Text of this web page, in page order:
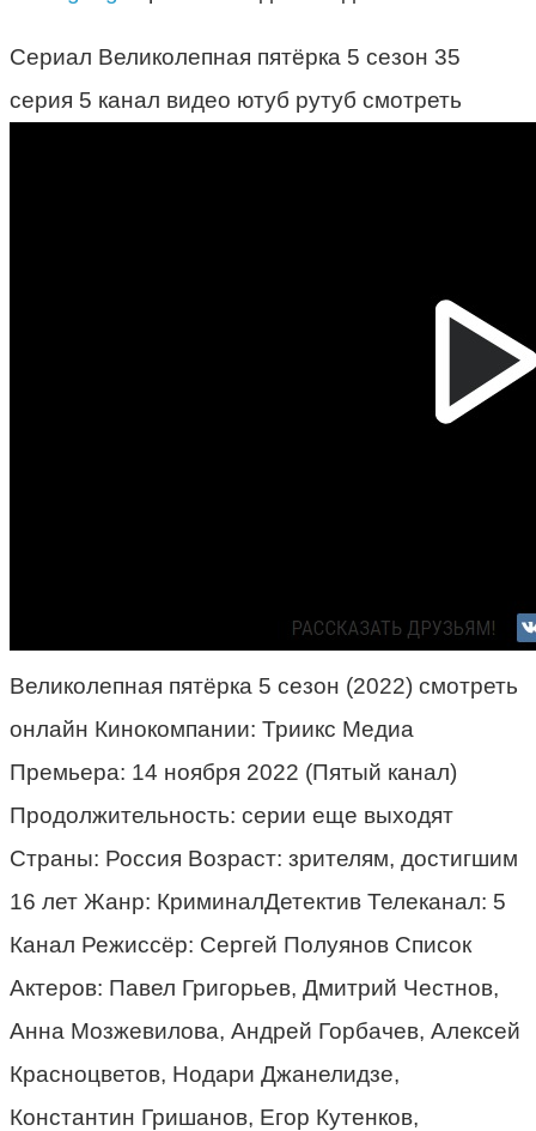
Сериал Великолепная пятёрка 5 сезон 35
серия 5 канал видео ютуб рутуб смотреть
Великолепная пятёрка 5 сезон (2022) смотреть
онлайн Кинокомпании: Триикс Медиа
Премьера: 14 ноября 2022 (Пятый канал)
Продолжительность: серии еще выходят
Страны: Россия Возраст: зрителям, достигшим
16 лет Жанр: КриминалДетектив Телеканал: 5
Канал Режиссёр: Сергей Полуянов Список
Актеров: Павел Григорьев, Дмитрий Честнов,
Анна Мозжевилова, Андрей Горбачев, Алексей
Красноцветов, Нодари Джанелидзе,
Константин Гришанов, Егор Кутенков,